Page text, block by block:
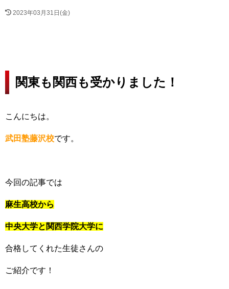
2023年03月31日(金)
関東も関西も受かりました！
こんにちは。
武田塾藤沢校です。
今回の記事では
麻生高校から
中央大学と関西学院大学に
合格してくれた生徒さんの
ご紹介です！